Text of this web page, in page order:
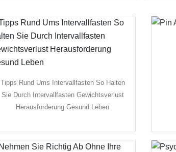
Tipps Rund Ums Intervallfasten So Halten
Sie Durch Intervallfasten Gewichtsverlust
Herausforderung Gesund Leben